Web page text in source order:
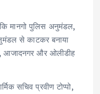
कि मानगो पुलिस अनुमंडल,
से काटकर बनाया
आजादनगर और ओलीडीह
सचिव प्रवीण टोप्पो,